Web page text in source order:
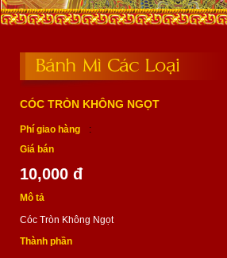
Bánh Mì Các Loại
CÓC TRÒN KHÔNG NGỌT
Phí giao hàng
:
Giá bán
10,000 đ
Mô tả
Cóc Tròn Không Ngọt
Thành phần